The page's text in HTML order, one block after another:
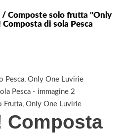
/ Composte solo frutta "Only
di sola Pesca
Composta